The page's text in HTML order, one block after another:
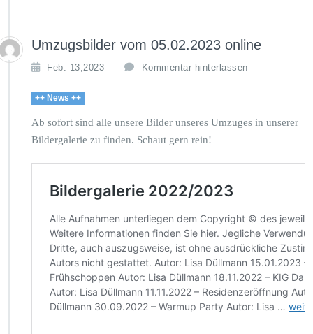
Umzugsbilder vom 05.02.2023 online
Feb. 13,2023 Kommentar hinterlassen
++ News ++
Ab sofort sind alle unsere Bilder unseres Umzuges in unserer
Bildergalerie zu finden. Schaut gern rein!